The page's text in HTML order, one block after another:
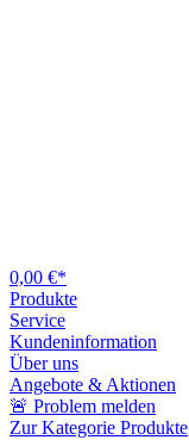
0,00 €*
Produkte
Service
Kundeninformation
Über uns
Angebote & Aktionen
🚨 Problem melden
Zur Kategorie Produkte